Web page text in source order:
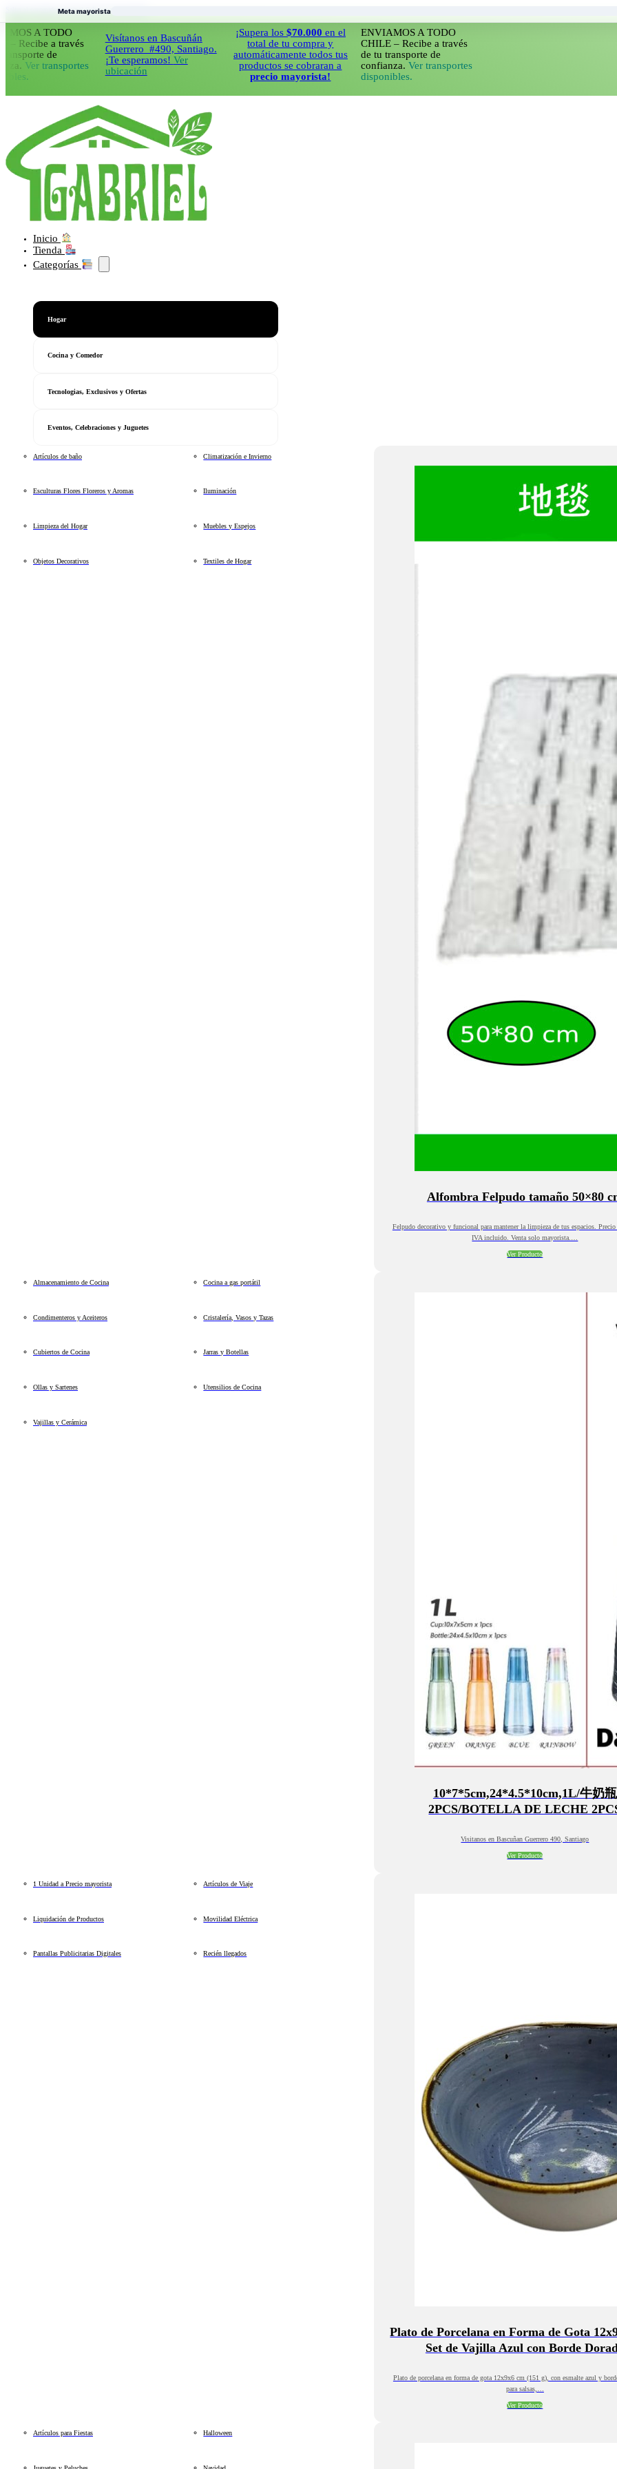
Saltar al contenido principal Saltar al pie de página
A TODO
a través
de
Ver transportes
Visítanos en Bascuñán
Guerrero #490, Santiago.
¡Te esperamos!Ver
ubicación
¡Supera los$70.000en el
total de tu compra y
automáticamente todos tus
productos se cobraran a
precio mayorista!
ENVIAMOS A TODO
CHILE – Recibe a través
de tu transporte de
confianza.Ver transportes
disponibles.
Inicio
Tienda
Categorías
Hogar
Cocina y Comedor
Tecnologias, Exclusivos y Ofertas
Eventos, Celebraciones y Juguetes
Artículos de baño Climatización e Invierno
Esculturas Flores Floreros y Aromas Iluminación
Limpieza del Hogar Muebles y Espejos
Objetos Decorativos Textiles de Hogar
Alfombra Felpudo tamaño 50×80
Felpudo decorativo y funcional para mantener la limpieza de tus espacios.
IVA incluido. Venta solo mayorista.…
Ver Producto
Almacenamiento de Cocina Cocina a gas portátil
Condimenteros y Aceiteros Cristalería, Vasos y Tazas
Cubiertos de Cocina Jarras y Botellas
Ollas y Sartenes Utensilios de Cocina
Vajillas y Cerámica
10*7*5cm,24*4.5*10cm,1L/牛奶瓶
2PCS/BOTELLA DE LECHE
Visitanos en Bascuñan Guerrero 490, Santiago
Ver Producto
1 Unidad a Precio mayorista Artículos de Viaje
Liquidación de Productos Movilidad Eléctrica
Pantallas Publicitarias Digitales Recién llegados
Plato de Porcelana en Forma de Gota
Set de Vajilla Azul con Borde
Plato de porcelana en forma de gota 12x9x6 cm (151 g), con esmalte azul y
para salsas,…
Ver Producto
Artículos para Fiestas Halloween
Meta mayorista